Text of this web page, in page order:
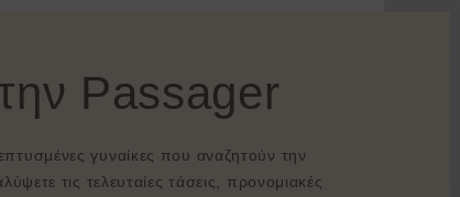
Passager
γυναίκες που αναζητούν την
τις τελευταίες τάσεις, προνομιακές